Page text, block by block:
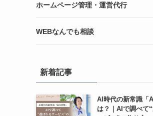
ホームページ管理・運営代行
WEBなんでも相談
新着記事
AI時代の新常識「
は？｜AIで調べて